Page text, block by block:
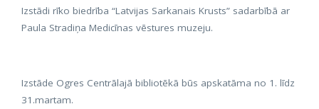
Izstādi rīko biedrība “Latvijas Sarkanais Krusts” sadarbībā ar
Paula Stradiņa Medicīnas vēstures muzeju.
Izstāde Ogres Centrālajā bibliotēkā būs apskatāma no 1. līdz
31.martam.